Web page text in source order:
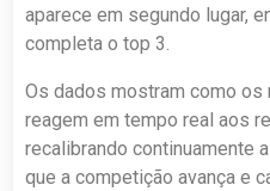
aparece em segundo lugar,
completa o top 3.
Os dados mostram como
reagem em tempo real aos
recalibrando continuamente
que a competição avança e